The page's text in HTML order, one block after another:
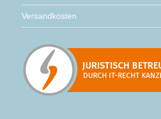
Versandkosten